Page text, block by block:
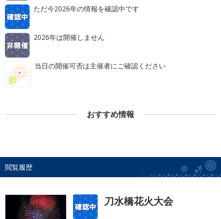
ただ今2026年の情報を確認中です
2026年は開催しません
当日の開催可否は主催者にご確認ください
おすすめ情報
閲覧履歴
刀水橋花火大会